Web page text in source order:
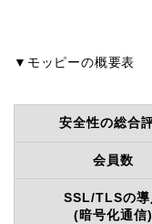
▼モッピーの概要表
安全性の総合
会員数
SSL/TLSの導
(暗号化通信)